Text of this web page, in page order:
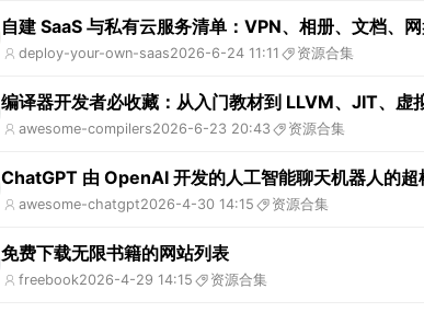
自建 SaaS 与私有云服务清单：VPN、相册、文档、
deploy-your-own-saas2026-6-24 11:11 资源合集
编译器开发者必收藏：从入门教材到 LLVM、JIT、虚
awesome-compilers2026-6-23 20:43 资源合集
ChatGPT 由 OpenAI 开发的人工智能聊天机器人的超
awesome-chatgpt2026-4-30 14:15 资源合集
免费下载无限书籍的网站列表
freebook2026-4-29 14:15 资源合集